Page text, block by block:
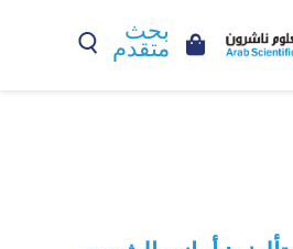
بحث
متقدم